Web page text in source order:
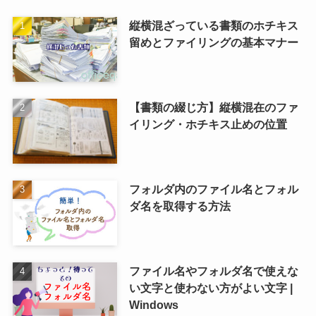
縦横混ざっている書類のホチキス
留めとファイリングの基本マナー
【書類の綴じ方】縦横混在のファ
イリング・ホチキス止めの位置
フォルダ内のファイル名とフォル
ダ名を取得する方法
ファイル名やフォルダ名で使えな
い文字と使わない方がよい文字 |
Windows